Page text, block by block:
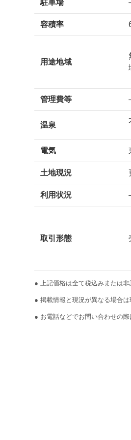
駐車場
容積率
用途地域
管理費等
温泉
電気
土地現況
利用状況
取引形態
● 上記価格は全て税込みまたは非
● 掲載情報と現況が異なる場合は
● お電話などでお問い合わせの